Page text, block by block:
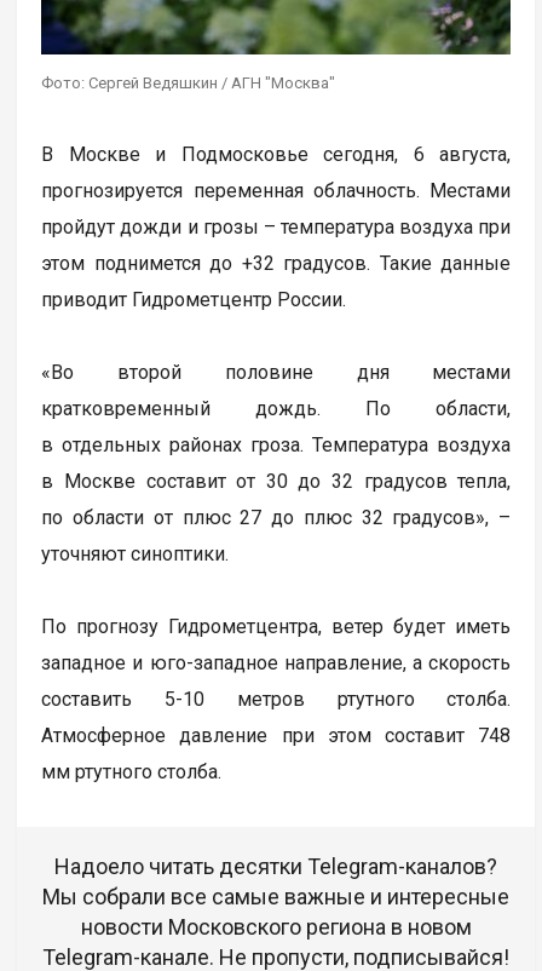
Фото: Сергей Ведяшкин / АГН "Москва"
В Москве и Подмосковье сегодня, 6 августа,
прогнозируется переменная облачность. Местами
пройдут дожди и грозы – температура воздуха при
этом поднимется до +32 градусов. Такие данные
приводит Гидрометцентр России.
«Во второй половине дня местами
кратковременный дождь. По области,
в отдельных районах гроза. Температура воздуха
в Москве составит от 30 до 32 градусов тепла,
по области от плюс 27 до плюс 32 градусов», –
уточняют синоптики.
По прогнозу Гидрометцентра, ветер будет иметь
западное и юго-западное направление, а скорость
составить 5-10 метров ртутного столба.
Атмосферное давление при этом составит 748
мм ртутного столба.
Надоело читать десятки Telegram-каналов?
Мы собрали все самые важные и интересные
новости Московского региона в новом
Telegram-канале. Не пропусти, подписывайся!